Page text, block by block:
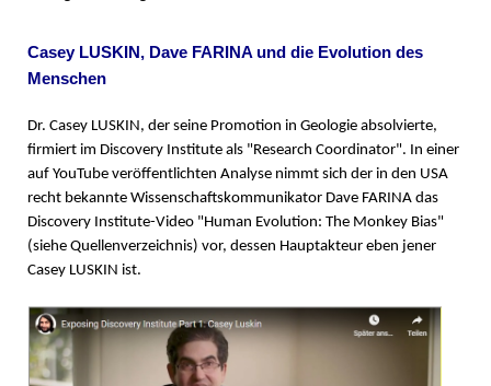
Casey LUSKIN, Dave FARINA und die Evolution des
Menschen
Dr. Casey LUSKIN, der seine Promotion in Geologie absolvierte,
firmiert im Discovery Institute als "Research Coordinator". In einer
auf YouTube veröffentlichten Analyse nimmt sich der in den USA
recht bekannte Wissenschaftskommunikator Dave FARINA das
Discovery Institute-Video "Human Evolution: The Monkey Bias"
(siehe Quellenverzeichnis) vor, dessen Hauptakteur eben jener
Casey LUSKIN ist.